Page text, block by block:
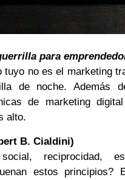
para
tuyo no es el marketing
de noche. Además
de marketing
alto.
B. Cialdini)
reciprocidad,
estos principios?